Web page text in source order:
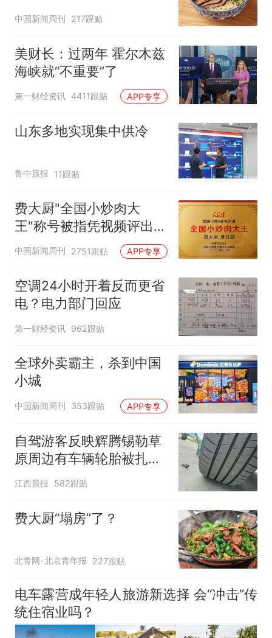
中国新闻周刊 217跟贴
美财长：过两年 霍尔木兹
海峡就“不重要”了
第一财经资讯 4411跟贴 APP专享
山东多地实现集中供冷
鲁中晨报 11跟贴
费大厨"全国小炒肉大
王"称号被指凭视频评出
官方回应
中国新闻周刊 2751跟贴 APP专享
空调24小时开着反而更省
电？电力部门回应
第一财经资讯 962跟贴
全球外卖霸主，杀到中国
小城
中国新闻周刊 353跟贴 APP专享
自驾游客反映辉腾锡勒草
原周边有车辆轮胎被扎，
修理店铺换胎价格高达千
江西晨报 582跟贴
费大厨“塌房”了？
北青网-北京青年报 227跟贴
电车露营成年轻人旅游新选择 会“冲击”传
统住宿业吗？